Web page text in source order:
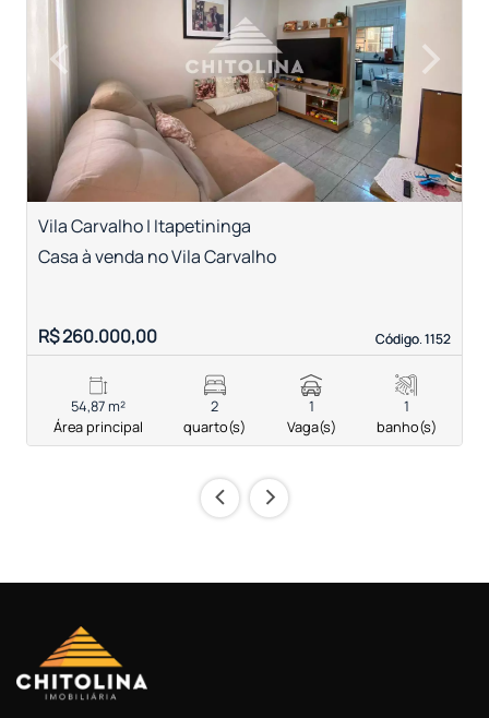
‹
Previous ›
Next
Vila Carvalho | Itapetininga
Código. 1152
Código. 1152
Casa à venda no Vila Carvalho
R$ 260.000,00
54,87 m²
Área principal
2
quarto(s)
1
Vaga(s)
1
banho(s)
‹ ›